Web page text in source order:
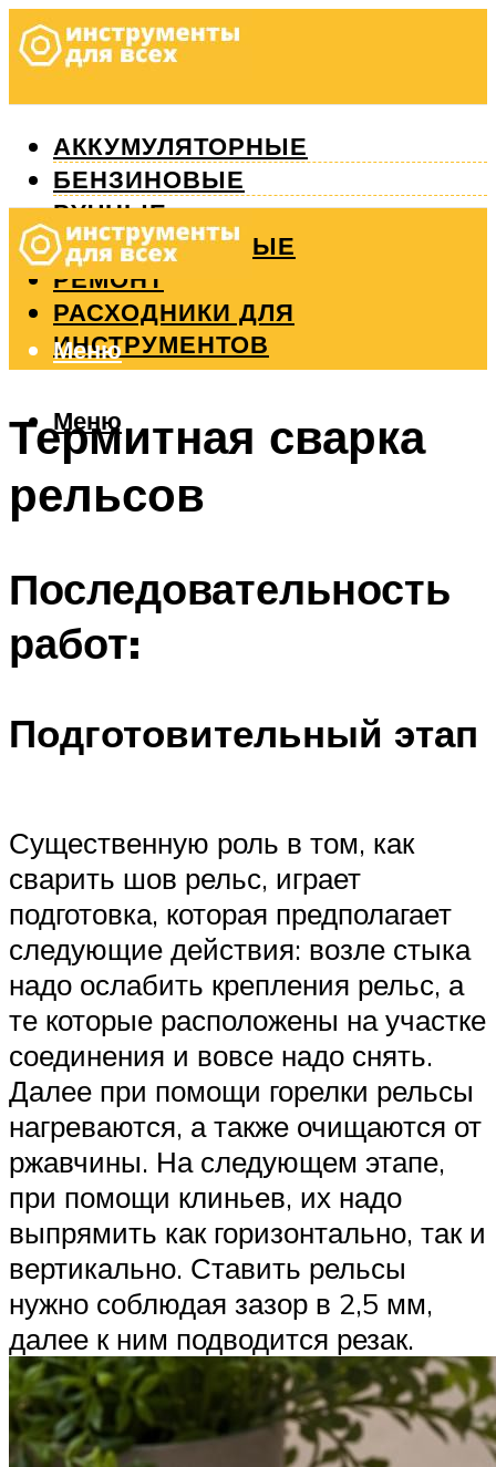
АККУМУЛЯТОРНЫЕ
БЕНЗИНОВЫЕ
РУЧНЫЕ
ИЗМЕРИТЕЛЬНЫЕ
РЕМОНТ
РАСХОДНИКИ ДЛЯ
ИНСТРУМЕНТОВ
Меню
Меню
Термитная сварка
рельсов
Последовательность
работ:
Подготовительный этап
Существенную роль в том, как
сварить шов рельс, играет
подготовка, которая предполагает
следующие действия: возле стыка
надо ослабить крепления рельс, а
те которые расположены на участке
соединения и вовсе надо снять.
Далее при помощи горелки рельсы
нагреваются, а также очищаются от
ржавчины. На следующем этапе,
при помощи клиньев, их надо
выпрямить как горизонтально, так и
вертикально. Ставить рельсы
нужно соблюдая зазор в 2,5 мм,
далее к ним подводится резак.